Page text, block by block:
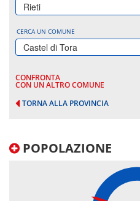
Rieti
CERCA UN COMUNE
Castel di Tora
CONFRONTA
CON UN ALTRO COMUNE
TORNA ALLA PROVINCIA
POPOLAZIONE